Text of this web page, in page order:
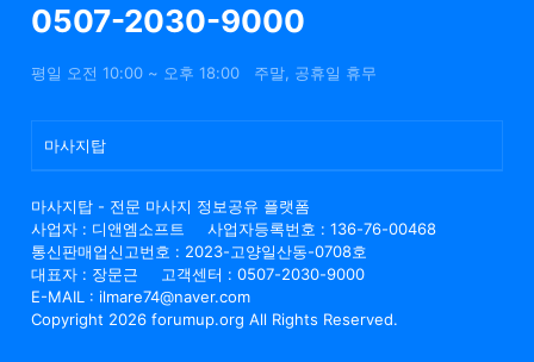
0507-2030-9000
평일 오전 10:00 ~ 오후 18:00 주말, 공휴일 휴무
마사지탑
마사지탑 - 전문 마사지 정보공유 플랫폼
사업자 : 디앤엠소프트
사업자등록번호 : 136-76-00468
통신판매업신고번호 : 2023-고양일산동-0708호
대표자 : 장문근
고객센터 : 0507-2030-9000
E-MAIL : ilmare74@naver.com
Copyright 2026 forumup.org All Rights Reserved.